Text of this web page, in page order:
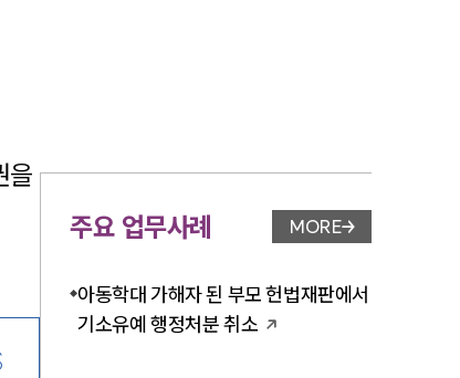
을
주요 업무사례 업무사례 페이지 이
MORE
아동학대 가해자 된 부모 헌법재판에서
기소유예 행정처분 취소